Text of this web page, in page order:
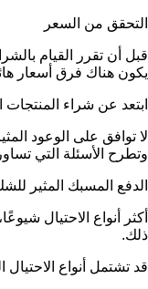
التحقق من السعر
قبل أن تقرر القيام
يكون هناك فرق أسعار
ابتعد عن شراء
لا توافق على الوعود
وتطرح الأسئلة التي
الدفع المسبك المثير
أكثر أنواع الاحتيال
ذلك.
قد تشتمل أنواع الاحتيال